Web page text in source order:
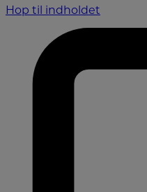
Hop til indholdet